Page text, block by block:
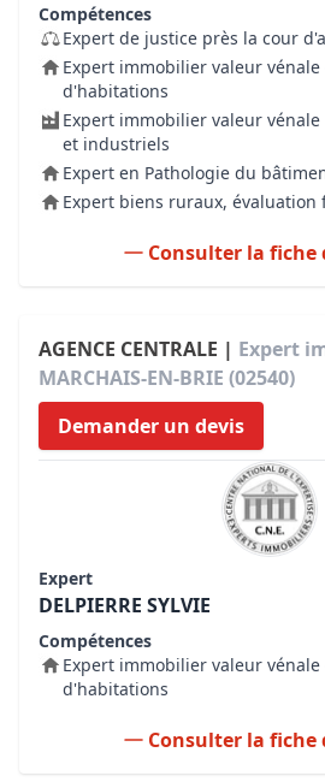
Compétences
Expert de justice près la cour
Expert immobilier valeur vénale
d'habitations
Expert immobilier valeur
et industriels
Expert en Pathologie du
Expert biens ruraux, évaluation
Consulter la fiche
AGENCE CENTRALE | Expert
MARCHAIS-EN-BRIE (02540)
Demander un devis
Expert
DELPIERRE SYLVIE
Compétences
Expert immobilier valeur vénale
d'habitations
Consulter la fiche